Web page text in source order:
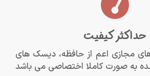
حداکثر کیفیت
مجازی اعم از حافظه، دیسک های
به صورت کاملا اختصاصی می باشد